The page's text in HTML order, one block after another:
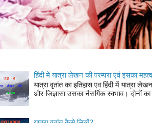
हिंदी में यात्रा लेखन की परम्परा एवं इसका महत्व
यात्रा वृतांत का इतिहास एव हिंदी में यात्रा
और जिज्ञासा उसका नैसर्गिक स्वभाव। दोनों